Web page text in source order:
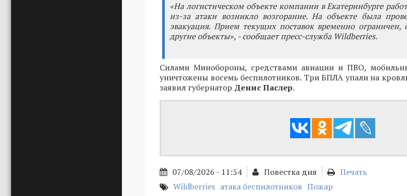
«На логистическом объекте компании в Екатеринбурге
из-за атаки возникло возгорание. На объекте была
эвакуация. Прием текущих поставок временно
другие объекты», - сообщает пресс-служба Wildberries.
Силами Минобороны, средствами авиации и ПВО,
уничтожены восемь беспилотников. Три БПЛА упали на
заявил губернатор Денис Паслер.
07/08/2026 - 11:54 Повестка дня
Печать
Wildberries атака беспилотников Пожар